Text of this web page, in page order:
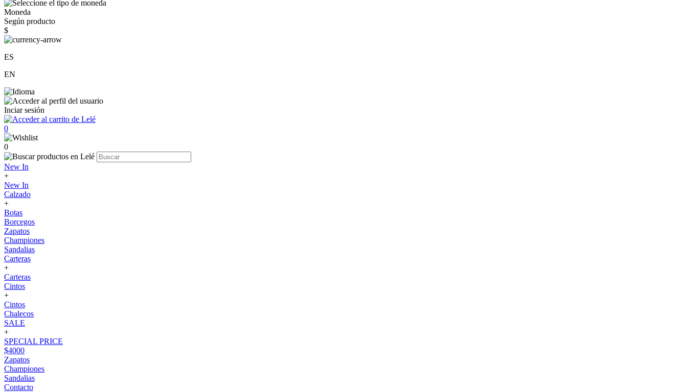
Moneda
Según producto
$
ES
EN
Inciar sesión
0
0
New In
+
New In
Calzado
+
Botas
Borcegos
Zapatos
Championes
Sandalias
Carteras
+
Carteras
Cintos
+
Cintos
Chalecos
SALE
+
SPECIAL PRICE
$4000
Zapatos
Championes
Sandalias
Contacto